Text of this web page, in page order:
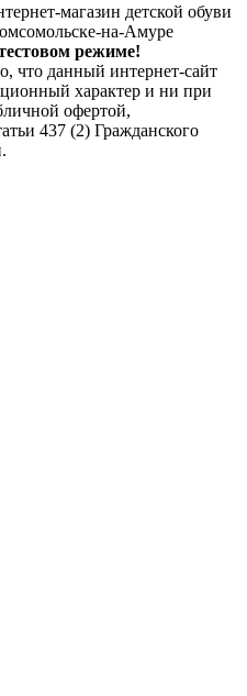
магазин детской обуви
на-Амуре
режиме!
что данный интернет-сайт
характер и ни при
офертой,
437 (2) Гражданского